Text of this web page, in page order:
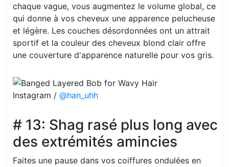
chaque vague, vous augmentez le volume global, ce
qui donne à vos cheveux une apparence pelucheuse
et légère. Les couches désordonnées ont un attrait
sportif et la couleur des cheveux blond clair offre
une couverture d'apparence naturelle pour vos gris.
Instagram / @han_uhh
# 13: Shag rasé plus long avec
des extrémités amincies
Faites une pause dans vos coiffures ondulées en